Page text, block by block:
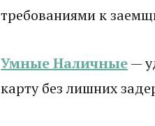
требованиями к
Умные Наличные—
карту без лишних